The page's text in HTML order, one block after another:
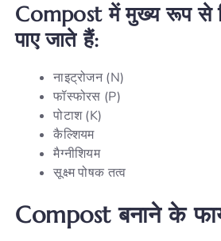
Compost में मुख्य रूप से
पाए जाते हैं:
नाइट्रोजन (N)
फॉस्फोरस (P)
पोटाश (K)
कैल्शियम
मैग्नीशियम
सूक्ष्म पोषक तत्व
Compost बनाने के